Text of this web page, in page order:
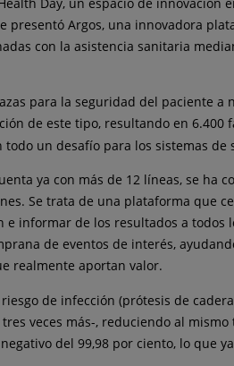
presentó Argos, una innovadora
con la asistencia sanitaria
para la seguridad del
de este tipo, resultando en
un desafío para los sistemas de
ya con más de 12 líneas, se ha
Se trata de una plataforma que
informar de los resultados a
de eventos de interés,
realmente aportan valor.
de infección (prótesis de
veces más-, reduciendo al
del 99,98 por ciento, lo que